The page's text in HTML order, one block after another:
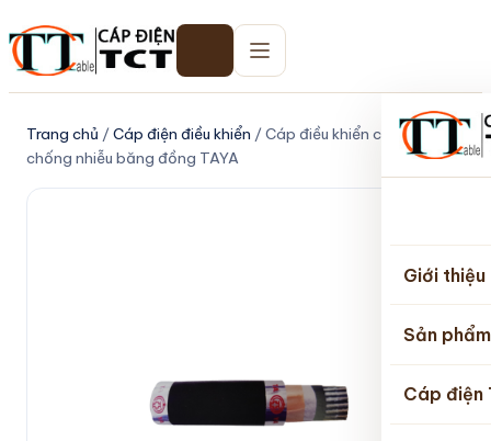
Giới thiệu
Sản phẩm
Cáp điện
Trang chủ /Cáp điện điều khiển / Cáp điều khiển chống cháy
chống nhiễu băng đồng TAYA